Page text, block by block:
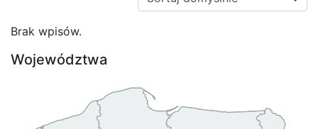
Brak wpisów.
Województwa